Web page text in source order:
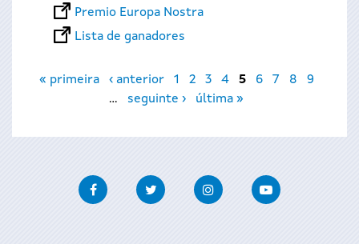
Premio Europa Nostra
Lista de ganadores
Páginas
« primeira ‹ anterior 1 2 3 4 5 6 7 8
9
…
seguinte › última »
FacebookTwitter InstagramYoutube